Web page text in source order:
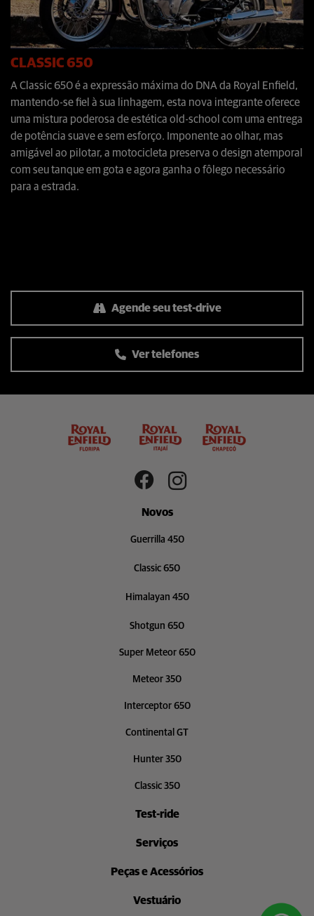
CLASSIC 650
A Classic 650 é a expressão máxima do DNA da Royal Enfield,
mantendo-se fiel à sua linhagem, esta nova integrante oferece
uma mistura poderosa de estética old-school com uma entrega
de potência suave e sem esforço. Imponente ao olhar, mas
amigável ao pilotar, a motocicleta preserva o design atemporal
com seu tanque em gota e agora ganha o fôlego necessário
para a estrada.
Ver telefones
Agende seu test-drive
Novos
Guerrilla 450
Classic 650
Himalayan 450
Shotgun 650
Super Meteor 650
Meteor 350
Interceptor 650
Continental GT
Hunter 350
Classic 350
Test-ride
Serviços
Peças e Acessórios
Vestuário